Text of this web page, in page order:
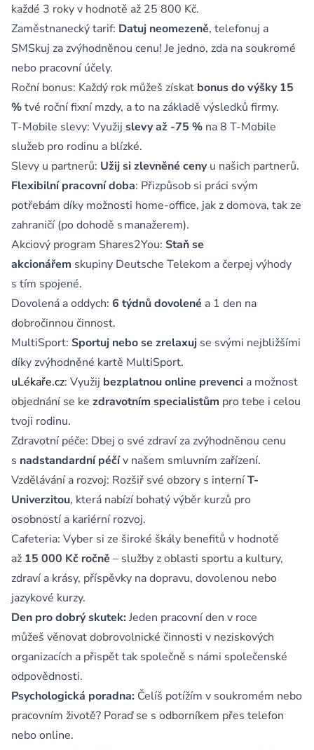
každé 3 roky v hodnotě až 25 800 Kč.
Zaměstnanecký tarif: Datuj neomezeně, telefonuj a
SMSkuj za zvýhodněnou cenu! Je jedno, zda na soukromé
nebo pracovní účely.
Roční bonus: Každý rok můžeš získat bonus do výšky 15
%tvé roční fixní mzdy, a to na základě výsledků firmy.
T-Mobile slevy: Využij slevy až -75 % na 8 T-Mobile
služeb pro rodinu a blízké.
Slevy u partnerů: Užij si zlevněné cenyu našich partnerů.
Flexibilní pracovní doba: Přizpůsob si práci svým
potřebám díky možnosti home-office, jak z domova, tak ze
zahraničí (po dohodě s manažerem).
Akciový program Shares2You: Staň se
akcionářem skupiny Deutsche Telekom a čerpej výhody
s tím spojené.
Dovolená a oddych: 6 týdnů dovolené a 1 den na
dobročinnou činnost.
MultiSport: Sportuj nebo se zrelaxuj se svými nejbližšími
díky zvýhodněné kartě MultiSport.
uLékaře.cz: Využij bezplatnou online prevenci a možnost
objednání se ke zdravotním specialistům pro tebe i celou
tvoji rodinu.
Zdravotní péče: Dbej o své zdraví za zvýhodněnou cenu
s nadstandardní péčív našem smluvním zařízení.
Vzdělávání a rozvoj: Rozšiř své obzory s interníT-
Univerzitou, která nabízí bohatý výběr kurzů pro
osobností a kariérní rozvoj.
Cafeteria: Vyber si ze široké škály benefitů v hodnotě
až 15 000 Kč ročně – služby z oblasti sportu a kultury,
zdraví a krásy, příspěvky na dopravu, dovolenou nebo
jazykové kurzy.
Den pro dobrý skutek:Jeden pracovní den v roce
můžeš věnovat dobrovolnické činnosti v neziskových
organizacích a přispět tak společně s námi společenské
odpovědnosti.
Psychologická poradna: Čelíš potížím v soukromém nebo
pracovním životě? Poraď se s odborníkem přes telefon
nebo online.